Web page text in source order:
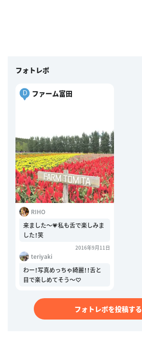
フォトレポ
D ファーム富田
RIHO
来ました〜💗私も舌で楽しみま
した！笑
2016年9月11日
teriyaki
わー！写真めっちゃ綺麗！！舌と
目で楽しめてそう〜♡
フォトレポを投稿する